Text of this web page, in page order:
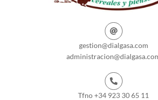
gestion@dialgasa.com
Tfno +34 923 30 65 11